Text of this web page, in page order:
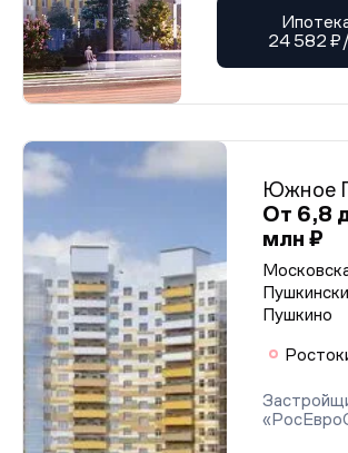
Проектная декларация от 21.01.2026
Проектная декларация от 21.01.2026 г.
Проектная декларация от 21.01.2026 г.
Проектная декларация от 21.01.2026 г.
Проектная декларация от 21.01.2026 г.
Проектная декларация от 21.01.2026 г.
Проектная декларация от 21.01.2026 г.
Проектная декларация от 21.01.2026 г.
Проектная декларация от 21.01.2026 г.
Проектная декларация от 21.01.2026
Проектная декларация от 21.01.2026 г.
Проектная декларация от 21.01.2026
Проектная декларация от 21.01.2026
Проектная декларация от 21.01.2026
Проектная декларация от 21.01.2026 г.
Проектная декларация от 21.01.2026 г.
Проектная декларация от 21.01.2026
Проектная декларация от 21.01.2026 г.
Проектная декларация от 21.01.2026
Проектная декларация от 21.01.2026
Проектная декларация от 21.01.2026 г.
24 582
Южное
От 6,8
млн ₽
Пушкино